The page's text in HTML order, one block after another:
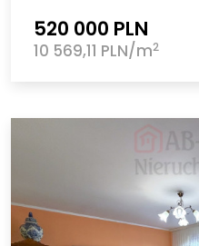
520 000 PLN
10 569,11 PLN/m2